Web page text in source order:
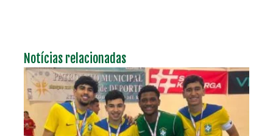
Notícias relacionadas